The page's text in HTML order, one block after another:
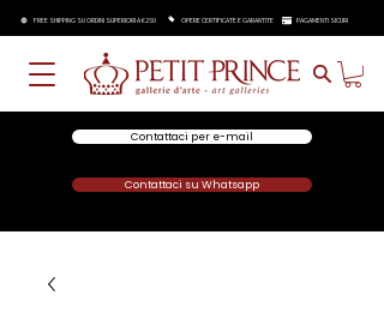
FREE SHIPPING SU ORDINI SUPERIORI A €250 OPERE CERTIFICATE E GARANTITE PAGAMENTI SICURI
Contattaci per e-mail
Contattaci su Whatsapp